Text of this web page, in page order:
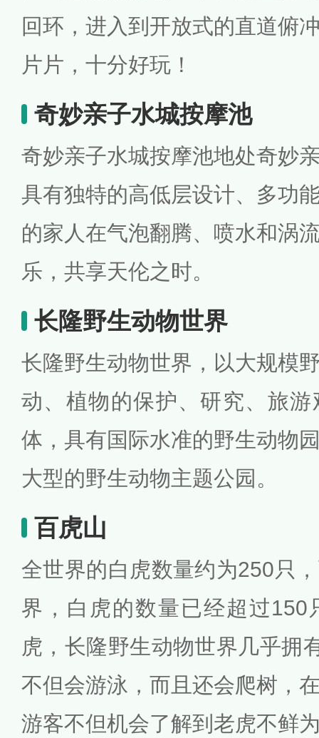
回环，进入到开放式的直道俯
片片，十分好玩！
奇妙亲子水城按摩池
奇妙亲子水城按摩池地处奇妙
具有独特的高低层设计、多功
的家人在气泡翻腾、喷水和涡
乐，共享天伦之时。
长隆野生动物世界
长隆野生动物世界，以大规模
动、植物的保护、研究、旅
体，具有国际水准的野生动物
大型的野生动物主题公园。
百虎山
全世界的白虎数量约为250只
界，白虎的数量已经超过150
虎，长隆野生动物世界几乎拥
不但会游泳，而且还会爬树，
游客不但机会了解到老虎不鲜